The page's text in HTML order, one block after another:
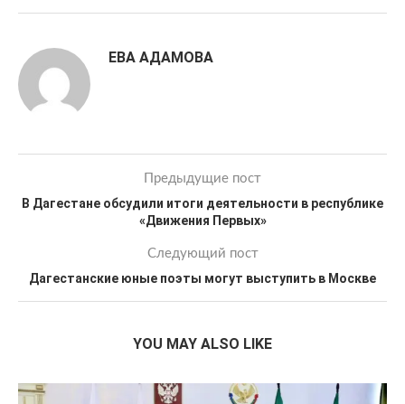
ЕВА АДАМОВА
Предыдущие пост
В Дагестане обсудили итоги деятельности в республике
«Движения Первых»
Следующий пост
Дагестанские юные поэты могут выступить в Москве
YOU MAY ALSO LIKE